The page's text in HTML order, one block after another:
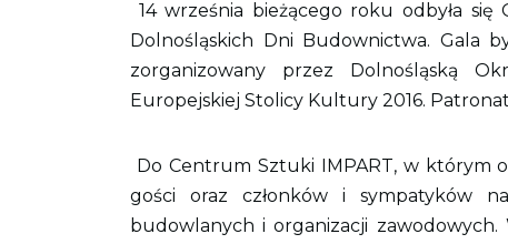
14 września bieżącego roku odbyła
Dolnośląskich Dni Budownictwa. Gala
zorganizowany przez Dolnośląską
Europejskiej Stolicy Kultury 2016.
Do Centrum Sztuki IMPART, w którym
gości oraz członków i sympatyków
budowlanych i organizacji